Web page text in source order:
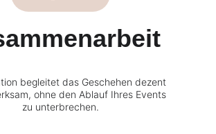
begleitet das Geschehen dezent
ohne den Ablauf Ihres Events
zu unterbrechen.